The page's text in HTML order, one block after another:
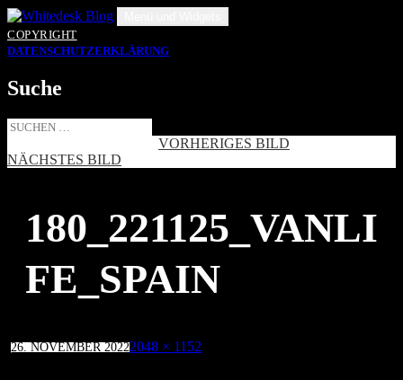
Zum
Inhalt
springen
COPYRIGHT
DATENSCHUTZERKLÄRUNG
Suche
Suche
VORHERIGES BILD
NÄCHSTES BILD
180_221125_VANLI
FE_SPAIN
Veröffentlicht
am
26. NOVEMBER 2022Volle
2048 × 1152